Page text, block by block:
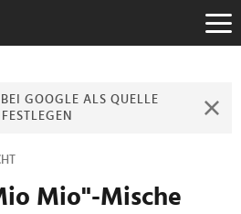
GOOGLE ALS QUELLE
FESTLEGEN
Mio"-Mische